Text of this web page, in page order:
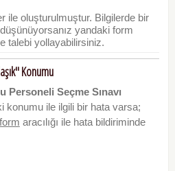
ile oluşturulmuştur. Bilgilerde bir
yandaki form
talebi yollayabilirsiniz.
Konumu
Personeli Seçme Sınavı
konumu ile ilgili bir hata varsa;
aracılığı ile hata bildiriminde